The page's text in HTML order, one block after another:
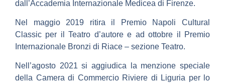
dall’Accademia Internazionale Medicea di Firenze.
Nel maggio 2019 ritira il Premio Napoli Cultural
Classic per il Teatro d’autore e ad ottobre il Premio
Internazionale Bronzi di Riace – sezione Teatro.
Nell’agosto 2021 si aggiudica la menzione speciale
della Camera di Commercio Riviere di Liguria per lo